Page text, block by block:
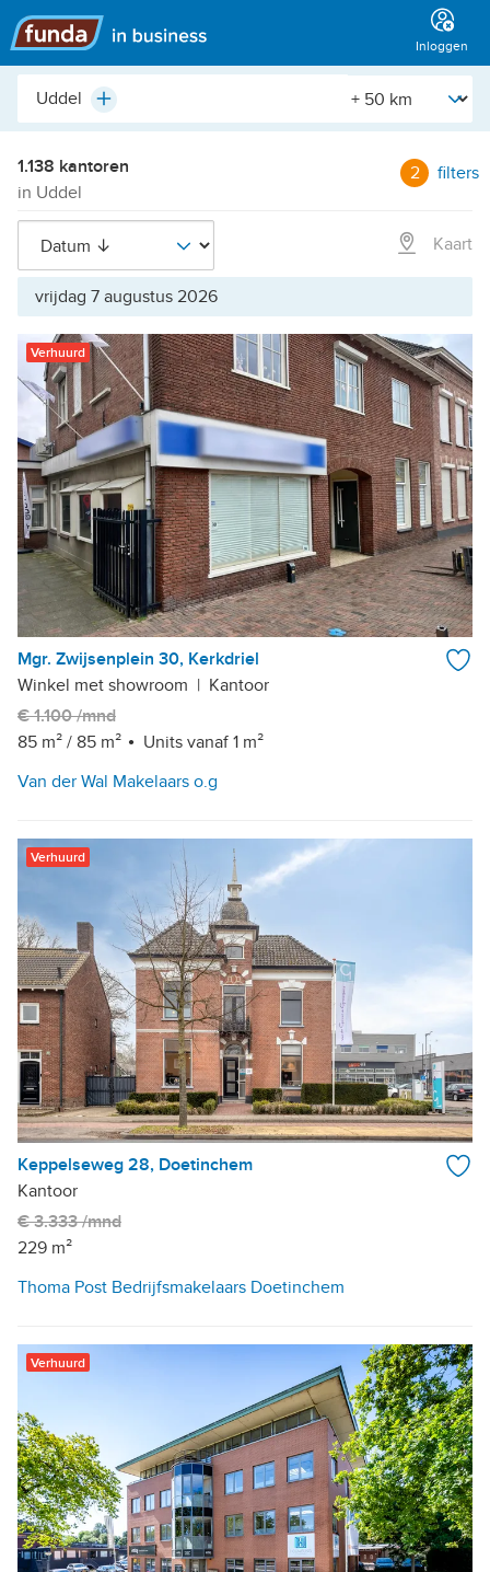
Hoofdmenu
Inloggen
Plaats,
etc.
Plus [Straal]
1.138 kantoren
in Uddel
2 filters
Kaart
vrijdag 7 augustus 2026
Verhuurd
Mgr. Zwijsenplein 30, Kerkdriel
Winkel met showroom | Kantoor
€ 1.100 /mnd
85 m² / 85 m²
Units vanaf 1 m²
Van der Wal Makelaars o.g
Verhuurd
Keppelseweg 28, Doetinchem
Kantoor
€ 3.333 /mnd
229 m²
Thoma Post Bedrijfsmakelaars Doetinchem
Verhuurd